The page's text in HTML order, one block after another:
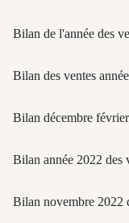
Bilan de l'année des
Bilan des ventes
Bilan décembre
Bilan année 2022 des
Bilan novembre 2022